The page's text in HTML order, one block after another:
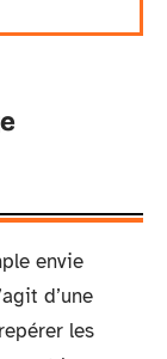
envie
d’une
les